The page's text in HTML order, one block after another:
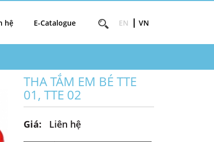
hệ E-Catalogue EN VN
THA TẮM EM BÉ TTE
01, TTE 02
Giá: Liên hệ